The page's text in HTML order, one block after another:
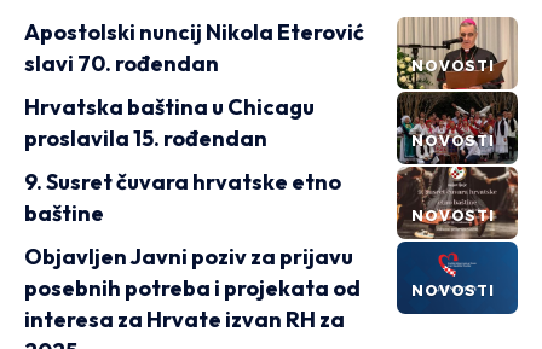
NOVOSTI
Apostolski nuncij Nikola Eterović
slavi 70. rođendan
NOVOSTI
Hrvatska baština u Chicagu
proslavila 15. rođendan
NOVOSTI
9. Susret čuvara hrvatske etno
baštine
NOVOSTI
Objavljen Javni poziv za prijavu
posebnih potreba i projekata od
interesa za Hrvate izvan RH za